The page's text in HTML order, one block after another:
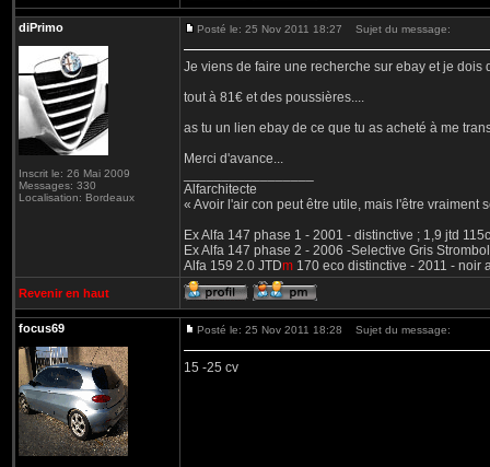
diPrimo
Inscrit le: 26 Mai 2009
Messages: 330
Localisation: Bordeaux
Posté le: 25 Nov 2011 18:27 Sujet du message:
Je viens de faire une recherche sur ebay et je dois
tout à 81€ et des poussières....
as tu un lien ebay de ce que tu as acheté à me
Merci d'avance...
Alfarchitecte
« Avoir l'air con peut être utile, mais l'être vraiment
Ex Alfa 147 phase 1 - 2001 - distinctive ; 1,9 jtd
Ex Alfa 147 phase 2 - 2006 -Selective Gris
Alfa 159 2.0 JTDm 170 eco distinctive - 2011 - noir
Revenir en haut
focus69 Posté le: 25 Nov 2011 18:28 Sujet du message:
15 -25 cv